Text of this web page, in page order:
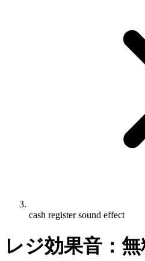
cash register sound effect
レジ効果音：